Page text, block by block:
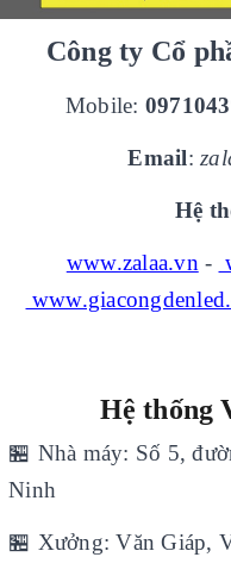
Công ty Cổ
Mobile:
Email:
Hệ
www.zalaa.vn -
Hệ thống
🏪 Nhà máy: Số 5,
Ninh
🏪 Xưởng: Văn Giáp,